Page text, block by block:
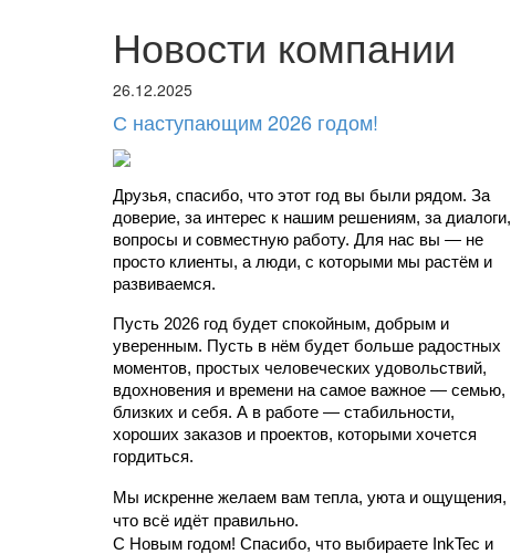
Новости компании
26.12.2025
С наступающим 2026 годом!
Друзья, спасибо, что этот год вы были рядом. За
доверие, за интерес к нашим решениям, за диалоги,
вопросы и совместную работу. Для нас вы — не
просто клиенты, а люди, с которыми мы растём и
развиваемся.
Пусть 2026 год будет спокойным, добрым и
уверенным. Пусть в нём будет больше радостных
моментов, простых человеческих удовольствий,
вдохновения и времени на самое важное — семью,
близких и себя. А в работе — стабильности,
хороших заказов и проектов, которыми хочется
гордиться.
Мы искренне желаем вам тепла, уюта и ощущения,
что всё идёт правильно.
С Новым годом! Спасибо, что выбираете InkTec и